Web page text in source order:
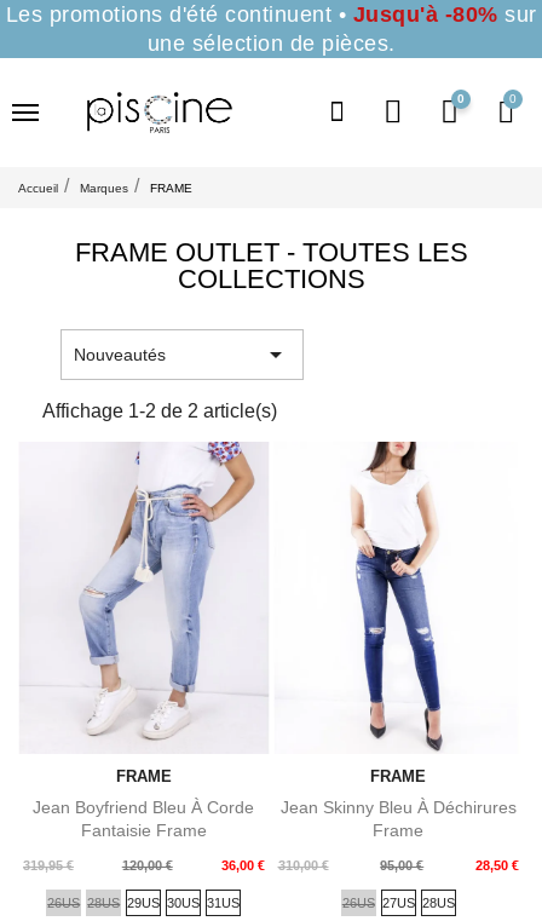
Les promotions d'été continuent • Jusqu'à -80% sur
une sélection de pièces.
0
Accueil Marques FRAME
FRAME OUTLET - TOUTES LES
COLLECTIONS
Nouveautés 
Affichage 1-2 de 2 article(s)
FRAME
Jean Boyfriend Bleu À Corde
Fantaisie Frame
319,95 €
Prix
base
120,00 € 36,00 €
Prix
26US 28US 29US 30US 31US
FRAME
Jean Skinny Bleu À Déchirures
Frame
310,00 €
Prix
95,00 € 28,50 €
Prix
26US 27US 28US